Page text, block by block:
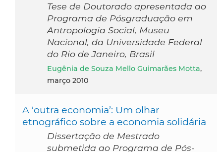
Tese de Doutorado apresentada ao
Programa de Pósgraduação em
Antropologia Social, Museu
Nacional, da Universidade Federal
do Rio de Janeiro, Brasil
Eugênia de Souza Mello Guimarães Motta,
março 2010
A ‘outra economia’: Um olhar
etnográfico sobre a economia solidária
Dissertação de Mestrado
submetida ao Programa de Pós-